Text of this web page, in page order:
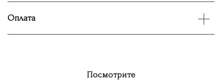
Оплата
Посмотрите